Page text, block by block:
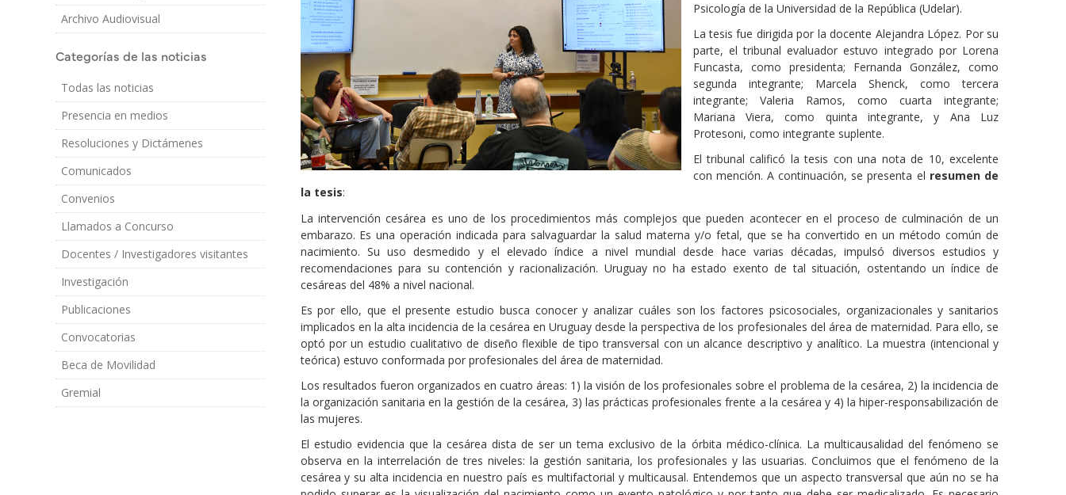
Archivo Audiovisual
Categorías de las noticias
Todas las noticias
Presencia en medios
Resoluciones y Dictámenes
Comunicados
Convenios
Llamados a Concurso
Docentes / Investigadores visitantes
Investigación
Publicaciones
Convocatorias
Beca de Movilidad
Gremial
Psicología de la Universidad de la República (Udelar).
La tesis fue dirigida por la docente Alejandra López. Por su
parte, el tribunal evaluador estuvo integrado por Lorena
Funcasta, como presidenta; Fernanda González, como
segunda integrante; Marcela Shenck, como tercera
integrante; Valeria Ramos, como cuarta integrante;
Mariana Viera, como quinta integrante, y Ana Luz
Protesoni, como integrante suplente.
El tribunal calificó la tesis con una nota de 10, excelente
con mención. A continuación, se presenta el resumen de
la tesis:
La intervención cesárea es uno de los procedimientos más complejos que pueden acontecer en el proceso de culminación de un
embarazo. Es una operación indicada para salvaguardar la salud materna y/o fetal, que se ha convertido en un método común de
nacimiento. Su uso desmedido y el elevado índice a nivel mundial desde hace varias décadas, impulsó diversos estudios y
recomendaciones para su contención y racionalización. Uruguay no ha estado exento de tal situación, ostentando un índice de
cesáreas del 48% a nivel nacional.
Es por ello, que el presente estudio busca conocer y analizar cuáles son los factores psicosociales, organizacionales y sanitarios
implicados en la alta incidencia de la cesárea en Uruguay desde la perspectiva de los profesionales del área de maternidad. Para ello, se
optó por un estudio cualitativo de diseño flexible de tipo transversal con un alcance descriptivo y analítico. La muestra (intencional y
teórica) estuvo conformada por profesionales del área de maternidad.
Los resultados fueron organizados en cuatro áreas: 1) la visión de los profesionales sobre el problema de la cesárea, 2) la incidencia de
la organización sanitaria en la gestión de la cesárea, 3) las prácticas profesionales frente a la cesárea y 4) la hiper-responsabilización de
las mujeres.
El estudio evidencia que la cesárea dista de ser un tema exclusivo de la órbita médico-clínica. La multicausalidad del fenómeno se
observa en la interrelación de tres niveles: la gestión sanitaria, los profesionales y las usuarias. Concluimos que el fenómeno de la
cesárea y su alta incidencia en nuestro país es multifactorial y multicausal. Entendemos que un aspecto transversal que aún no se ha